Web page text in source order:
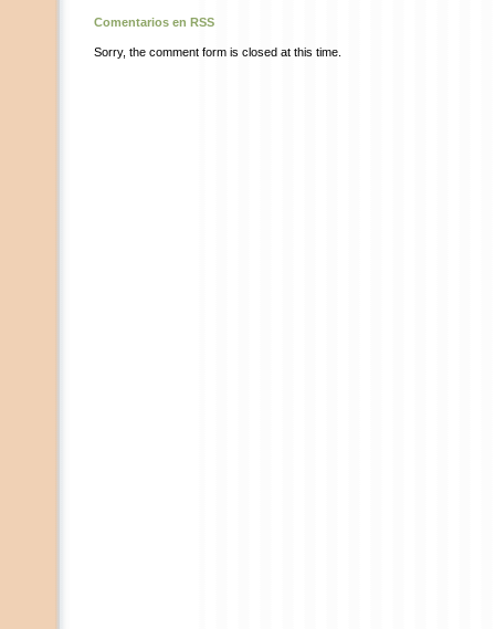
Comentarios en RSS
Sorry, the comment form is closed at this time.